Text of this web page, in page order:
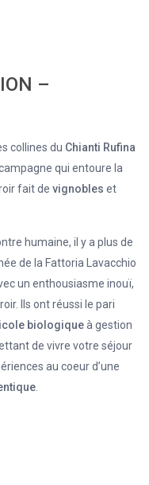
–
collines du Chianti Rufina
qui entoure la
fait de vignobles et
humaine, il y a plus de
de la Fattoria Lavacchio
un enthousiasme inouï,
Ils ont réussi le pari
biologiqueà gestion
de vivre votre séjour
au coeur d’une